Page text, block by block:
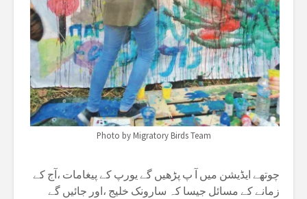
Photo by Migratory Birds Team
چوتھے ایڈیشن میں آ پ پڑھیں گے یورپ کے پیغامات ،آج کے
زمانے کے مسائل جیسا کہ سارونک خلیج ،اور جائیں گے